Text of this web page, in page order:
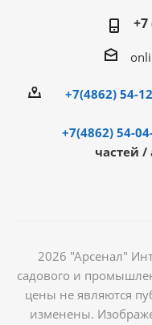
+7
+7(4862) 54-
+7(4862) 54-
частей /
2026 "Арсенал"
садового и
цены не являются
изменены.